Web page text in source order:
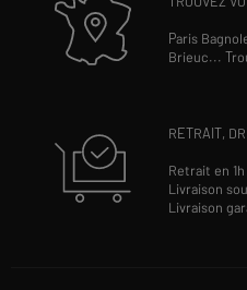
Paris
Brieuc...
RETRAIT,
Retrait en
Livraison
Livraison